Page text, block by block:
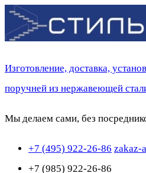
Перейти
к
Изготовление, доставка,
поручней из нержавеющей
Мы делаем сами, без
+7 (495) 922-26-86 zakaz-
+7 (985) 922-26-86